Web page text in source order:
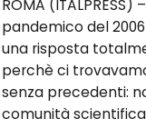
ROMA (ITALPRESS)
pandemico del
una risposta
perchè ci
senza precedenti:
comunità